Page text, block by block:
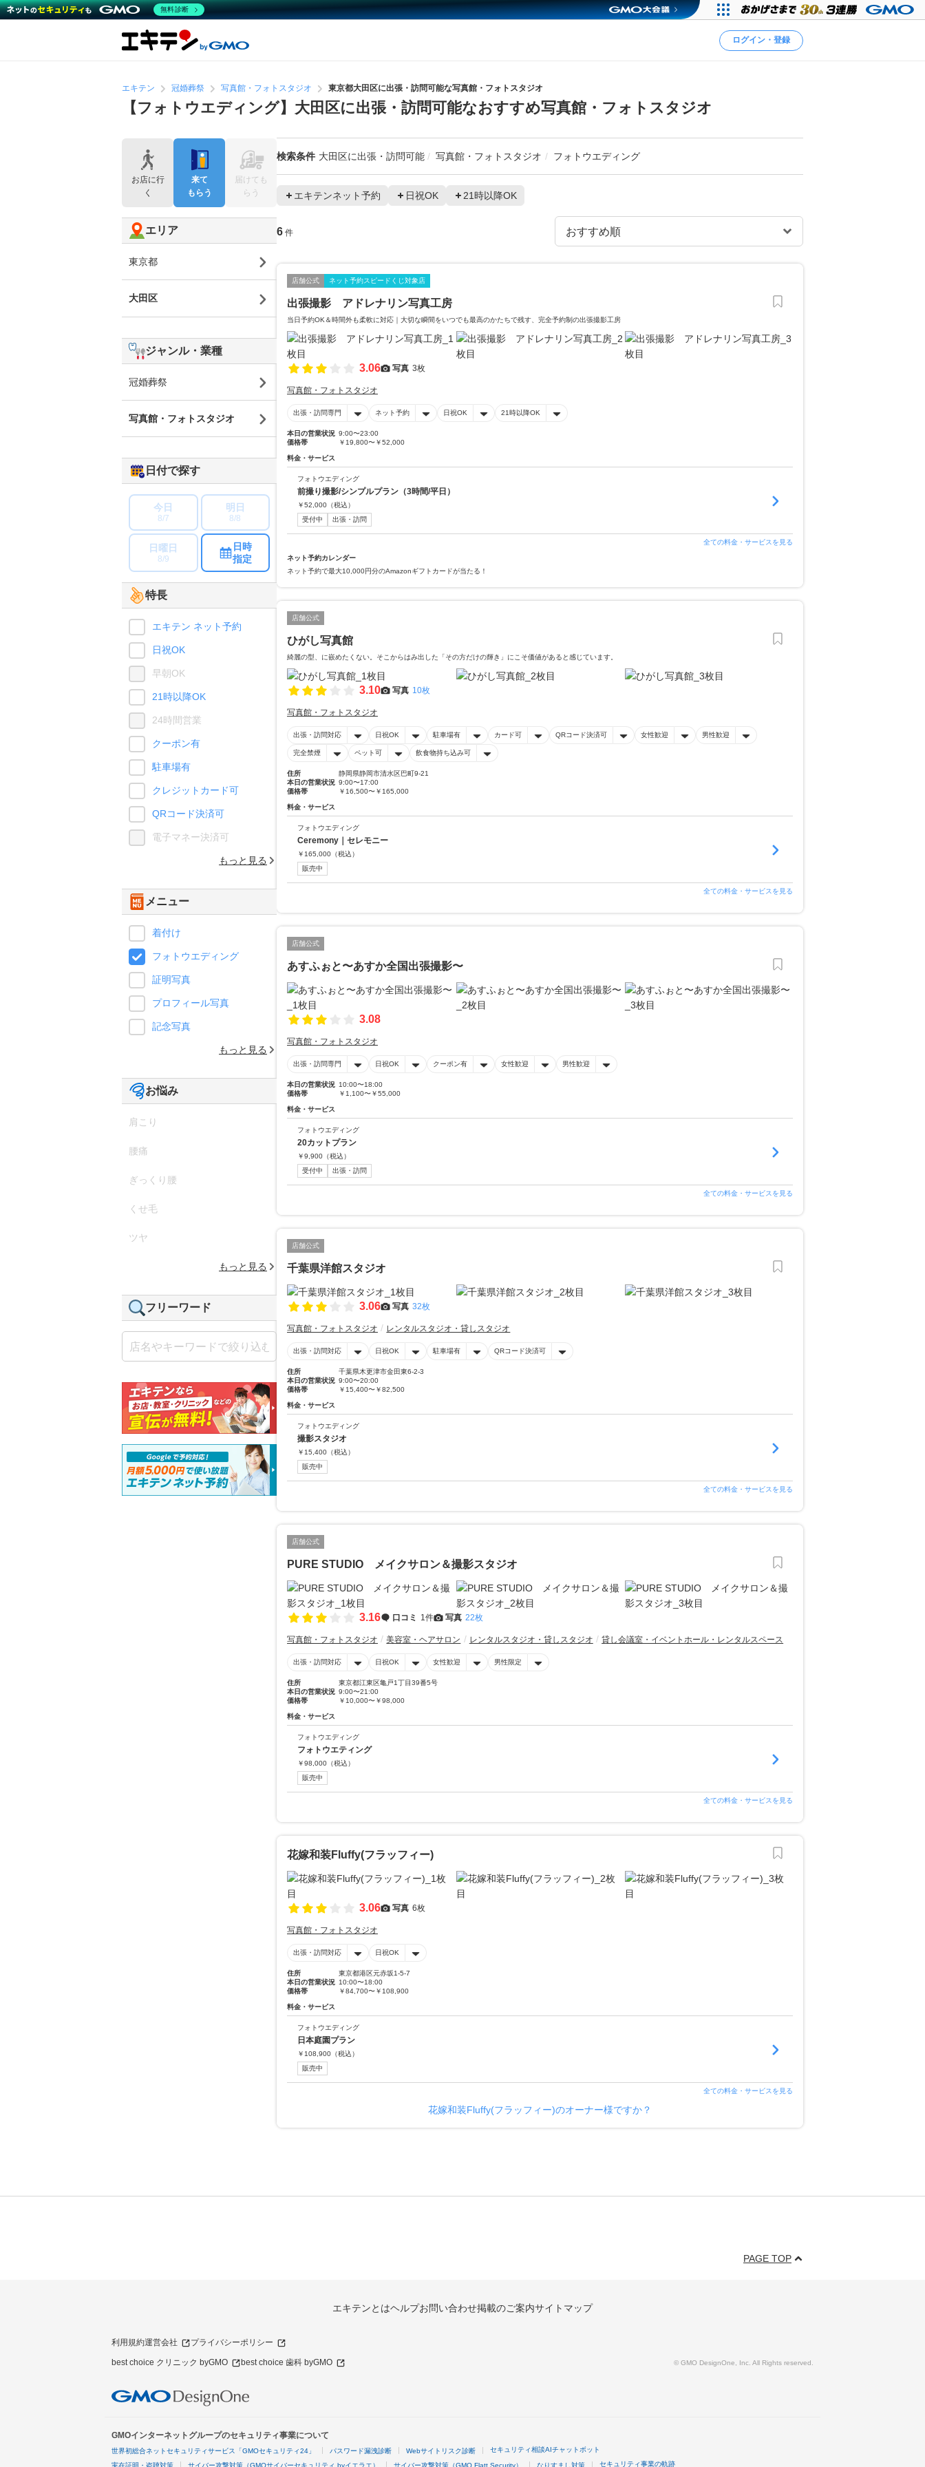
ログイン・登録
エキテン 冠婚葬祭 写真館・フォトスタジオ 東京都大田区に出張・訪問可能な写真館・フォトスタジオ
【フォトウエディング】大田区に出張・訪問可能なおすすめ写真館・フォトスタジオ
検索条件 大田区に出張・訪問可能 写真館・フォトスタジオ フォトウエディング
エキテンネット予約 日祝OK 21時以降OK
6 件
店舗公式 ネット予約スピードくじ対象店
出張撮影 アドレナリン写真工房
当日予約OK＆時間外も柔軟に対応｜大切な瞬間をいつでも最高のかたちで残す、完全予約制の出張撮影工房
3.06 写真 3枚
写真館・フォトスタジオ
出張・訪問専門 ネット予約 日祝OK 21時以降OK
本日の営業状況 9:00〜23:00
価格帯
￥19,800〜￥52,000
料金・サービス
フォトウエディング
前撮り撮影/シンプルプラン（3時間/平日）
￥52,000 （税込）
受付中
出張・訪問
全ての料金・サービスを見る
ネット予約カレンダー
ネット予約で最大10,000円分のAmazonギフトカードが当たる！
店舗公式
ひがし写真館
綺麗の型、に嵌めたくない。そこからはみ出した「その方だけの輝き」にこそ価値があると感じています。
3.10 写真 10枚
写真館・フォトスタジオ
出張・訪問対応 日祝OK 駐車場有 カード可 QRコード決済可 女性歓迎 男性歓迎
完全禁煙 ペット可 飲食物持ち込み可
住所
静岡県静岡市清水区巴町9-21
本日の営業状況 9:00〜17:00
価格帯
￥16,500〜￥165,000
料金・サービス
フォトウエディング
Ceremony｜セレモニー
￥ 165,000 （税込）
販売中
全ての料金・サービスを見る
店舗公式
あすふぉと〜あすか全国出張撮影〜
3.08
写真館・フォトスタジオ
出張・訪問専門 日祝OK クーポン有 女性歓迎 男性歓迎
本日の営業状況 10:00〜18:00
価格帯
￥1,100〜￥55,000
料金・サービス
フォトウエディング
20カットプラン
￥9,900 （税込）
受付中
出張・訪問
全ての料金・サービスを見る
店舗公式
千葉県洋館スタジオ
3.06 写真 32枚
写真館・フォトスタジオ レンタルスタジオ・貸しスタジオ
出張・訪問対応 日祝OK 駐車場有 QRコード決済可
住所
千葉県木更津市金田東6-2-3
本日の営業状況 9:00〜20:00
価格帯
￥15,400〜￥82,500
料金・サービス
フォトウエディング
撮影スタジオ
￥ 15,400 （税込）
販売中
全ての料金・サービスを見る
店舗公式
PURE STUDIO メイクサロン＆撮影スタジオ
3.16 口コミ 1件 写真 22枚
写真館・フォトスタジオ 美容室・ヘアサロン レンタルスタジオ・貸しスタジオ 貸し会議室・イベントホール・レンタルスペース
出張・訪問対応 日祝OK 女性歓迎 男性限定
住所
東京都江東区亀戸1丁目39番5号
本日の営業状況 9:00〜21:00
価格帯
￥10,000〜￥98,000
料金・サービス
フォトウエディング
フォトウエティング
￥98,000 （税込）
販売中
全ての料金・サービスを見る
花嫁和装Fluffy(フラッフィー)
3.06 写真 6枚
写真館・フォトスタジオ
出張・訪問対応 日祝OK
住所
東京都港区元赤坂1-5-7
本日の営業状況 10:00〜18:00
価格帯
￥84,700〜￥108,900
料金・サービス
フォトウエディング
日本庭園プラン
￥ 108,900 （税込）
販売中
全ての料金・サービスを見る
花嫁和装Fluffy(フラッフィー)のオーナー様ですか？
お店に行
く
来て
もらう
届けても
らう
エリア
東京都
大田区
ジャンル・業種
冠婚葬祭
写真館・フォトスタジオ
日付で探す
今日
8/7
明日
8/8
日曜日
8/9
日時
指定
特長
エキテン ネット予約
日祝OK
早朝OK
21時以降OK
24時間営業
クーポン有
駐車場有
クレジットカード可
QRコード決済可
電子マネー決済可
もっと見る
メニュー
着付け
フォトウエディング
証明写真
プロフィール写真
記念写真
もっと見る
お悩み
肩こり
腰痛
ぎっくり腰
くせ毛
ツヤ
もっと見る
フリーワード
PAGE TOP
エキテンとはヘルプお問い合わせ掲載のご案内サイトマップ
利用規約運営会社 プライバシーポリシー
best choice クリニック byGMO best choice 歯科 byGMO © GMO DesignOne, Inc. All Rights reserved.
GMOインターネットグループのセキュリティ事業について
世界初総合ネットセキュリティサービス「GMOセキュリティ24」 パスワード漏洩診断 Webサイトリスク診断 セキュリティ相談AIチャットボット
実在証明・盗聴対策 サイバー攻撃対策（GMOサイバーセキュリティ byイエラエ） サイバー攻撃対策（GMO Flatt Security） なりすまし対策 セキュリティ事業の軌跡
無料診断